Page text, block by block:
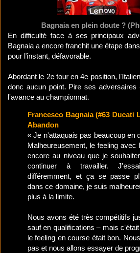
Bagnaia en plein doute ?
En difficulté face à ses principaux
Bagnaia a encore franchit une étape
pour l'instant, défavorable.
Abordant le 2e tour en 4e position,
donc aucun point. Pire ses adversaires
l'avance au championnat.
Francesco Bagnaia (#63 Ducati
Abandon
« Je n'attaquais pas beaucoup en
Malheureusement, le feeling avec
encore au niveau que je
continuer à travailler.
différemment, et ça se passe
dans ce domaine, je suis
plus à la limite.
Nous avons été très compétitifs
sauf en qualifications – mais
le feeling en course était bon.
pas et nous allons essayer de